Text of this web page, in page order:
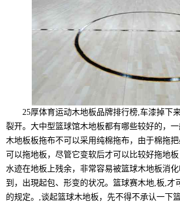
25厚体育运动木地板品牌排行榜,车漆掉下
裂开。大中型篮球馆木地板都有哪些较好的，
木地板板拖布不可以采用纯棉拖布，由于棉拖
可以拖地板，尽管它变软后才可以比较好拖地
水迹在地板上残余，非常容易被篮球木地板消
到，出現起包、形变的状况。篮球赛木地,板,才
的规定。,谈起篮球木地板，先不得不承认一下